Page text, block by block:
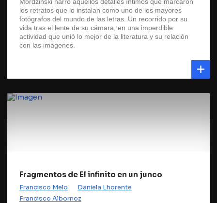
los retratos que lo instalan como uno de los mayores
fotógrafos del mundo de las letras. Un recorrido por su
vida tras el lente de su cámara, en una imperdible
actividad que unió lo mejor de la literatura y su relación
con las imágenes.
Fragmentos de El infinito en un junco
Francisco Melo
Daniela Lhorente
Francisco Albornoz